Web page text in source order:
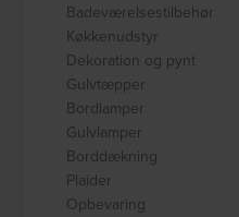
Badeværelsestilbehør
Køkkenudstyr
Dekoration og pynt
Gulvtæpper
Bordlamper
Gulvlamper
Borddækning
Plaider
Opbevaring